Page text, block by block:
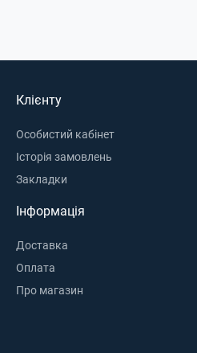
Клієнту
Особистий кабінет
Історія замовлень
Закладки
Інформація
Доставка
Оплата
Про магазин